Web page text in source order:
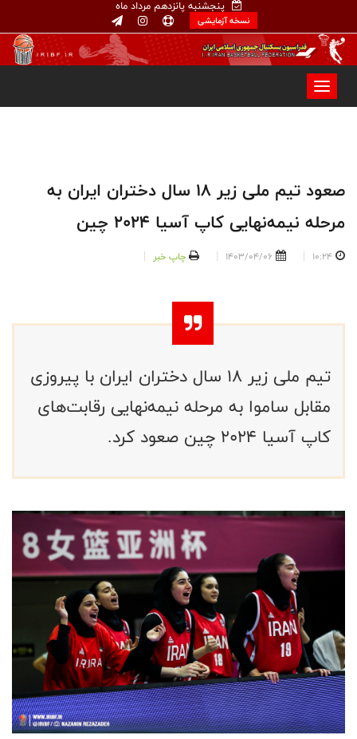
پنجشنبه پانزدهم مرداد ماه
نسخه آزمایشی
صعود تیم ملی زیر ۱۸ سال دختران ایران به
مرحله نیمه‌نهایی کاپ آسیا ۲۰۲۴ چین
10:24
1403/04/06 چاپ خبر
تیم ملی زیر ۱۸ سال دختران ایران با پیروزی
مقابل ساموا به مرحله نیمه‌نهایی رقابت‌های
کاپ آسیا ۲۰۲۴ چین صعود کرد.